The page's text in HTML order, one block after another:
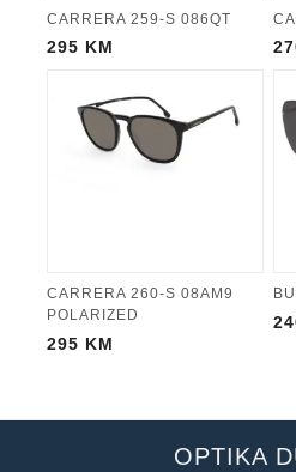
CARRERA 259-S 086QT
295 KM
CARRERA 260-S 08AM9
POLARIZED
295 KM
OPTIKA